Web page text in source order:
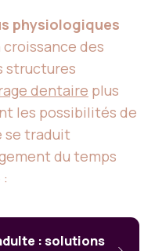
physiologiques
des
structures
dentaire plus
les possibilités de
se traduit
du temps
: solutions